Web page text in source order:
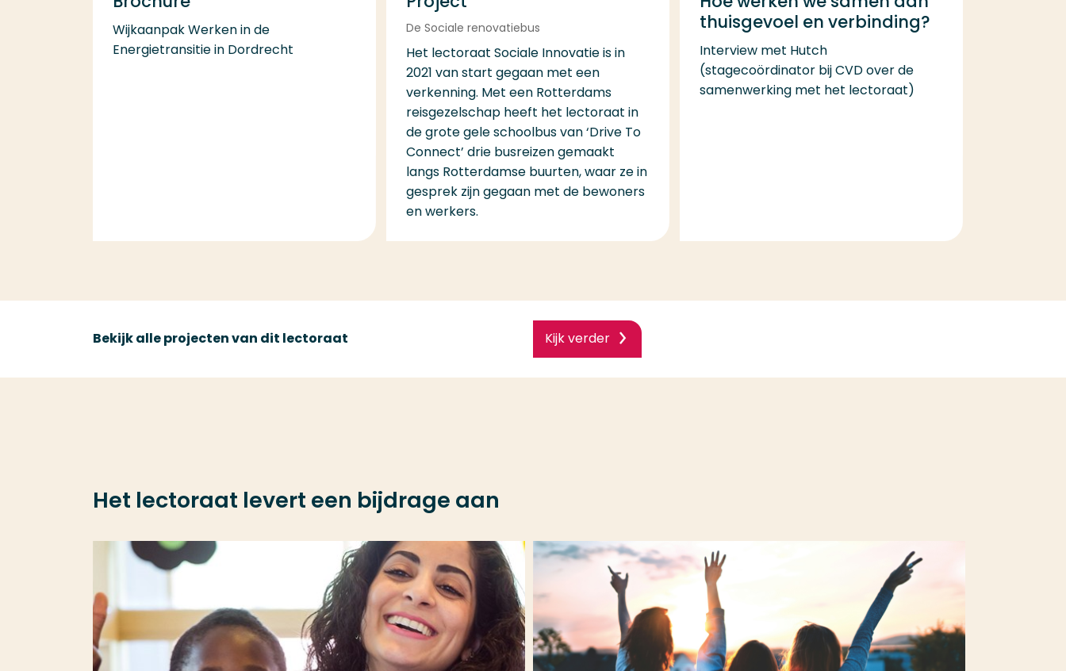
Wijkaanpak Werken in de
Energietransitie in Dordrecht
De Sociale renovatiebus
Het lectoraat Sociale Innovatie is in
2021 van start gegaan met een
verkenning. Met een Rotterdams
reisgezelschap heeft het lectoraat in
de grote gele schoolbus van ‘Drive To
Connect’ drie busreizen gemaakt
langs Rotterdamse buurten, waar ze in
gesprek zijn gegaan met de bewoners
en werkers.
thuisgevoel en verbinding?
Interview met Hutch
(stagecoördinator bij CVD over de
samenwerking met het lectoraat)
Bekijk alle projecten van dit lectoraat Kijk verder
Het lectoraat levert een bijdrage aan